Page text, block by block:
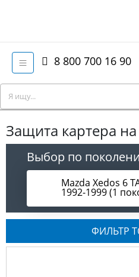
8 800 700 16 90
Защита картера
Выбор по
Mazda Xedos 6
1992-1999 (1
ФИЛЬТР